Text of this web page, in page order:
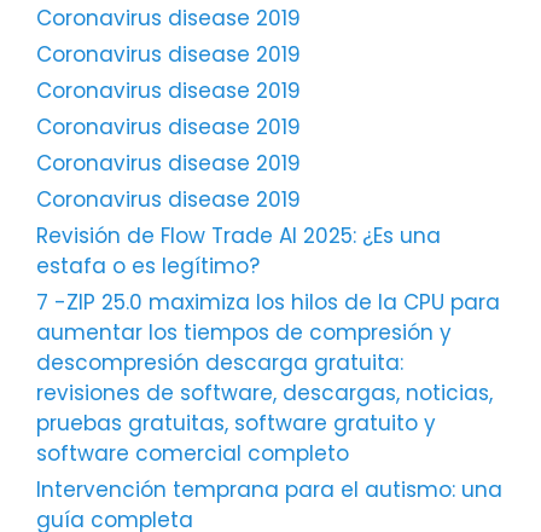
Coronavirus disease 2019
Coronavirus disease 2019
Coronavirus disease 2019
Coronavirus disease 2019
Coronavirus disease 2019
Coronavirus disease 2019
Revisión de Flow Trade AI 2025: ¿Es una
estafa o es legítimo?
7 -ZIP 25.0 maximiza los hilos de la CPU para
aumentar los tiempos de compresión y
descompresión descarga gratuita:
revisiones de software, descargas, noticias,
pruebas gratuitas, software gratuito y
software comercial completo
Intervención temprana para el autismo: una
guía completa